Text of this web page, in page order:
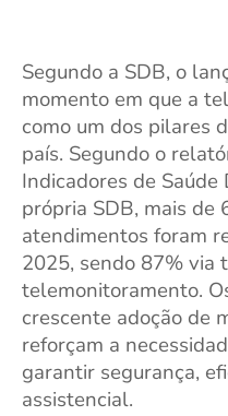
Segundo a SDB, o
momento em que a
como um dos pilares
país. Segundo o
Indicadores de
própria SDB, mais de
atendimentos foram
2025, sendo 87% via
telemonitoramento.
crescente adoção de
reforçam a
garantir segurança,
assistencial.